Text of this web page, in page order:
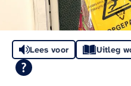
Lees voor Uitleg